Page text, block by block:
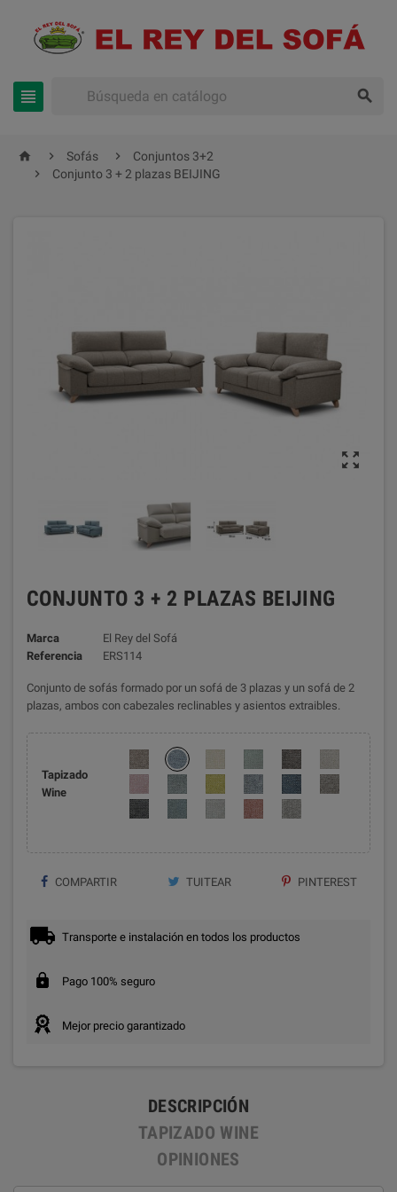
 
  Sofás 
Conjuntos 3+2

Conjunto 3 + 2 plazas BEIJING

CONJUNTO 3 + 2 PLAZAS BEIJING
Marca
El Rey del Sofá
Referencia
ERS114
Conjunto de sofás formado por un sofá de 3 plazas y un sofá de 2
plazas, ambos con cabezales reclinables y asientos extraibles.
Tapizado
Wine
COMPARTIR TUITEAR PINTEREST
Transporte e instalación en todos los productos
Pago 100% seguro
Mejor precio garantizado
DESCRIPCIÓN
TAPIZADO WINE
OPINIONES